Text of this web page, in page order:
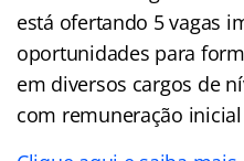
está ofertando 5 vagas
oportunidades para
em diversos cargos de
com remuneração